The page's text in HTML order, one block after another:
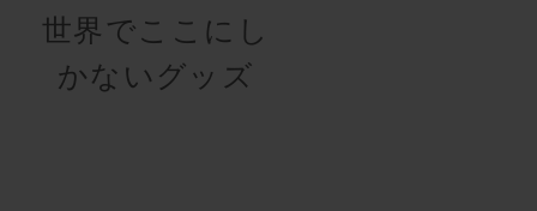
世界でここにし
かないグッズ